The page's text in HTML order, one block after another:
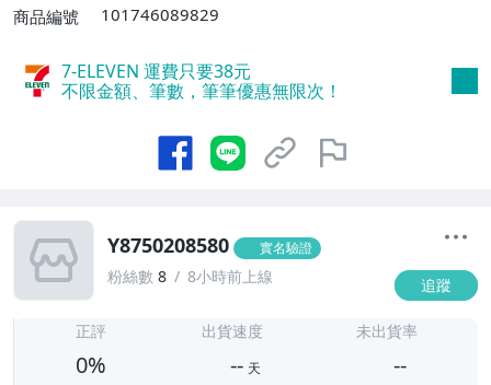
商品編號
101746089829
7-ELEVEN 運費只要38元
不限金額、筆數，筆筆優惠無限次！
Y8750208580 實名驗證
粉絲數 8 8小時前上線 追蹤
正評
0%
出貨速度
-- 天
未出貨率
--